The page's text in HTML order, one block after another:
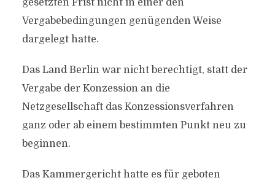
gesetzten Frist nicht in einer den
Vergabebedingungen genügenden Weise
dargelegt hatte.
Das Land Berlin war nicht berechtigt, statt der
Vergabe der Konzession an die
Netzgesellschaft das Konzessionsverfahren
ganz oder ab einem bestimmten Punkt neu zu
beginnen.
Das Kammergericht hatte es für geboten